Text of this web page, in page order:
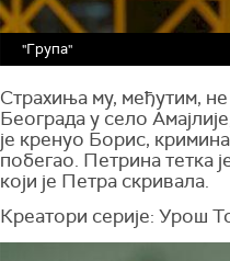
"Група"
Страхиња му, међутим,
Београда у село
је кренуо Борис,
побегао. Петрина тетка
који је Петра скривала.
Креатори серије: Урош